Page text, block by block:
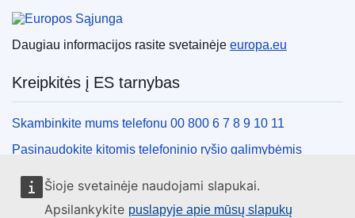
Šioje svetainėje naudojami slapukai.
Apsilankykite puslapyje apie mūsų slapukų
Europos Sąjunga
Daugiau informacijos rasite svetainėje europa.eu
Kreipkitės į ES tarnybas
Skambinkite mums telefonu 00 800 6 7 8 9 10 11
Pasinaudokite kitomis telefoninio ryšio galimybėmis
Rašykite mums naudodamiesi kontaktine forma
Susitikime viename iš ES biurų